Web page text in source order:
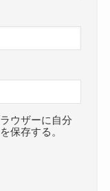
ウザーに自分
保存する。